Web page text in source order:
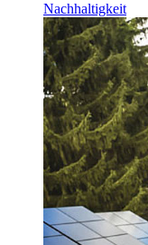
Nachhaltigkeit